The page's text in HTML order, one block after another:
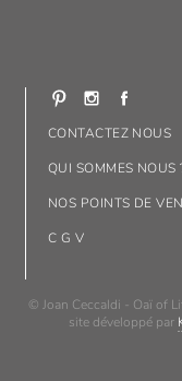
CONTACTEZ NOUS
QUI SOMMES NOUS
NOS POINTS DE
C G V
© Joan Ceccaldi - Oaï of
site développé par